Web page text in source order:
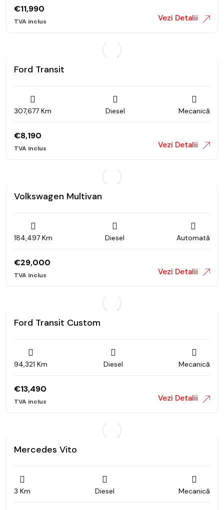
€11,990
Vezi Detalii
Ford Transit
307,677 Km Diesel Mecanică
€8,190
Vezi Detalii
Volkswagen Multivan
184,497 Km Diesel Automată
€29,000
Vezi Detalii
Ford Transit Custom
94,321 Km Diesel Mecanică
€13,490
Vezi Detalii
Mercedes Vito
3 Km Diesel Mecanică